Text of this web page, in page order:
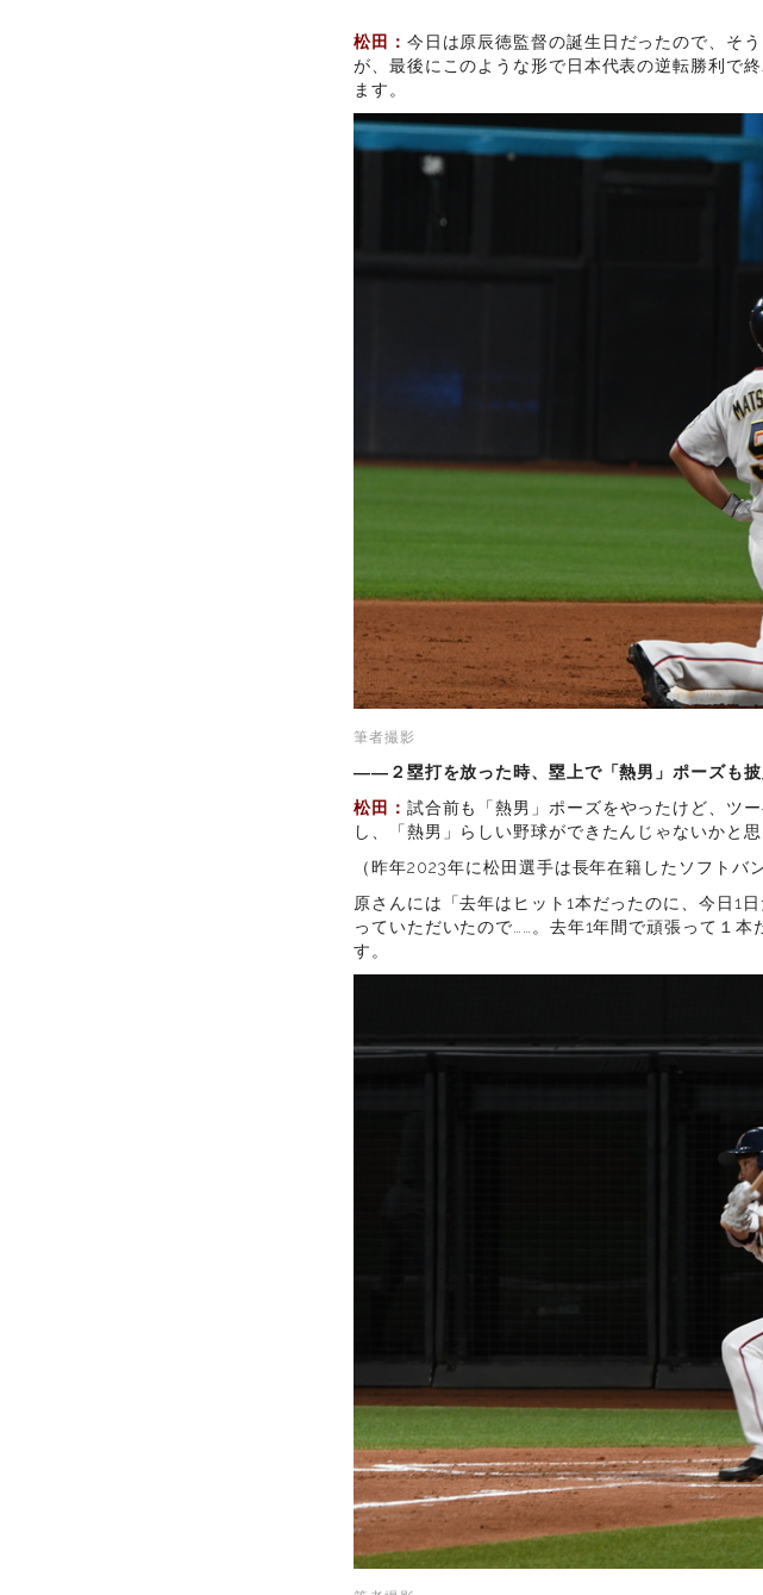
松田： 今日は原辰徳監督の誕生日だったので、そ
が、最後にこのような形で日本代表の逆転勝利で
ます。
筆者撮影
――２塁打を放った時、塁上で「熱男」ポーズも披
松田： 試合前も「熱男」ポーズをやったけど、ツ
し、「熱男」らしい野球ができたんじゃないかと思
（昨年2023年に松田選手は長年在籍したソフトバ
原さんには「去年はヒット1本だったのに、今日1
っていただいたので……。去年1年間で頑張って１
す。